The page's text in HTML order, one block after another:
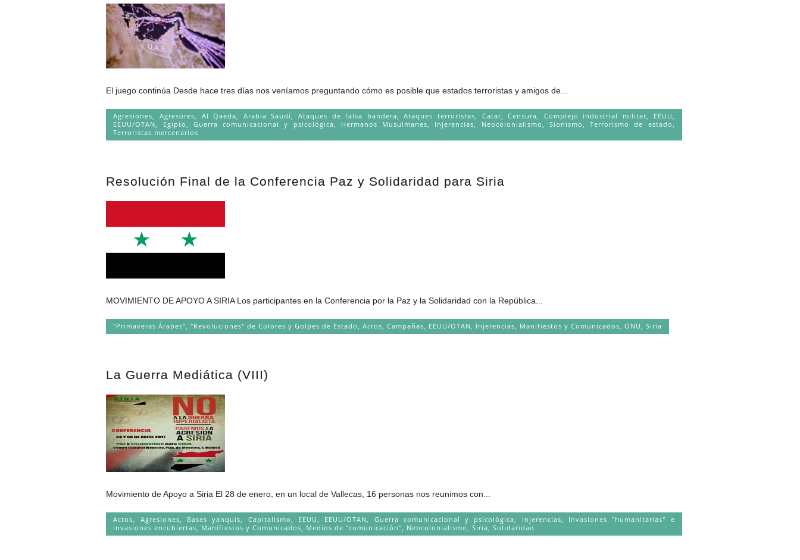
El juego continúa Desde hace tres días nos veníamos preguntando cómo es posible que estados terroristas y amigos de...
Agresiones Agresores Al Qaeda Arabia Saudí Ataques de falsa bandera ,Ataques terroristas Catar,Censura Complejo industrial militar EEUU
EEUU/OTAN
Egipto Guerra comunicacional y psicológica Hermanos Musulmanes Injerencias Neocolonialismo Sionismo ,Terrorismo de estado
Terroristas mercenarios
Resolución Final de la Conferencia Paz y Solidaridad para Siria
MOVIMIENTO DE APOYO A SIRIA Los participantes en la Conferencia por la Paz y la Solidaridad con la República...
"Primaveras Árabes", "Revoluciones" de Colores y Golpes de Estado,Actos,Campañas, EEUU/OTAN, Injerencias, Manifiestos y Comunicados,ONU,Siria
La Guerra Mediática (VIII)
Movimiento de Apoyo a Siria El 28 de enero, en un local de Vallecas, 16 personas nos reunimos con...
Actos, Agresiones, Bases yanquis, Capitalismo, EEUU, EEUU/OTAN, Guerra comunicacional y psicológica, Injerencias, Invasiones "humanitarias" e
invasiones encubiertas, Manifiestos y Comunicados, Medios de "comunicación", Neocolonialismo,Siria,Solidaridad